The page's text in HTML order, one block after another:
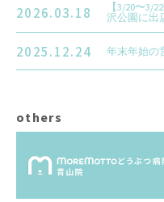
2026.03.18
【3/20〜3/
沢公園に出
2025.12.24 年末年始の
others